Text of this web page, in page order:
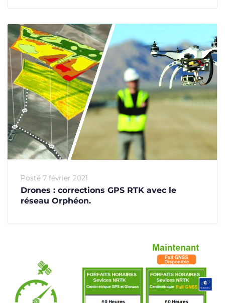
Posté 7 février 2021
Drones : corrections GPS RTK avec le
réseau Orphéon.